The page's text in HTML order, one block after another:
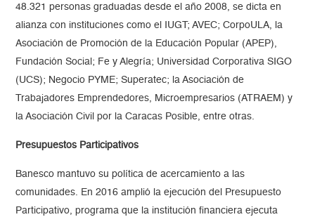
48.321 personas graduadas desde el año 2008, se dicta en
alianza con instituciones como el IUGT; AVEC; CorpoULA, la
Asociación de Promoción de la Educación Popular (APEP),
Fundación Social; Fe y Alegría; Universidad Corporativa SIGO
(UCS); Negocio PYME; Superatec; la Asociación de
Trabajadores Emprendedores, Microempresarios (ATRAEM) y
la Asociación Civil por la Caracas Posible, entre otras.
Presupuestos Participativos
Banesco mantuvo su política de acercamiento a las
comunidades. En 2016 amplió la ejecución del Presupuesto
Participativo, programa que la institución financiera ejecuta